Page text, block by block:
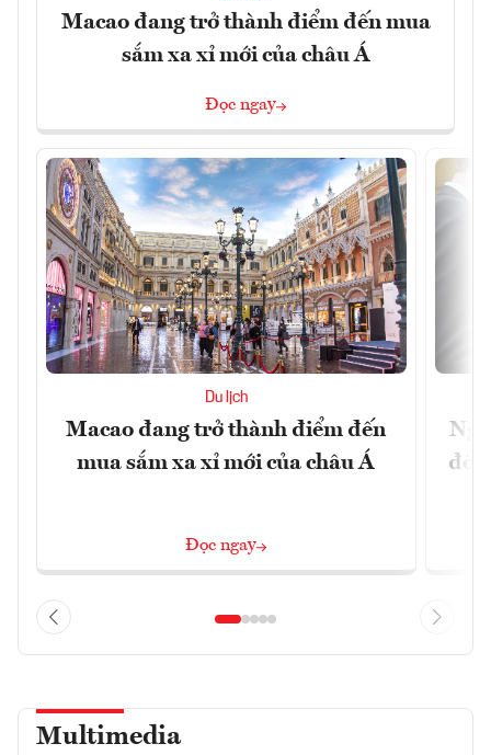
Macao đang trở thành điểm đến mua
sắm xa xỉ mới của châu Á
Đọc ngay
Du lịch
Macao đang trở thành điểm đến
mua sắm xa xỉ mới của châu Á
Đọc ngay
đổi
Multimedia